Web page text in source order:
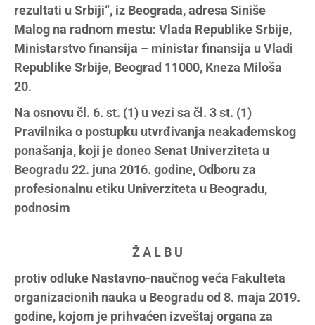
rezultati u Srbiji“, iz Beograda, adresa Siniše
Malog na radnom mestu: Vlada Republike Srbije,
Ministarstvo finansija – ministar finansija u Vladi
Republike Srbije, Beograd 11000, Kneza Miloša
20.
Na osnovu čl. 6. st. (1) u vezi sa čl. 3 st. (1)
Pravilnika o postupku utvrđivanja neakademskog
ponašanja, koji je doneo Senat Univerziteta u
Beogradu 22. juna 2016. godine, Odboru za
profesionalnu etiku Univerziteta u Beogradu,
podnosim
Ž A L B U
protiv odluke Nastavno-naučnog veća Fakulteta
organizacionih nauka u Beogradu od 8. maja 2019.
godine, kojom je prihvaćen izveštaj organa za